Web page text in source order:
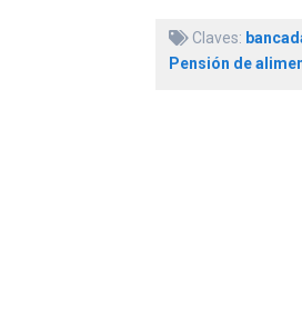
Claves:
Pensión de